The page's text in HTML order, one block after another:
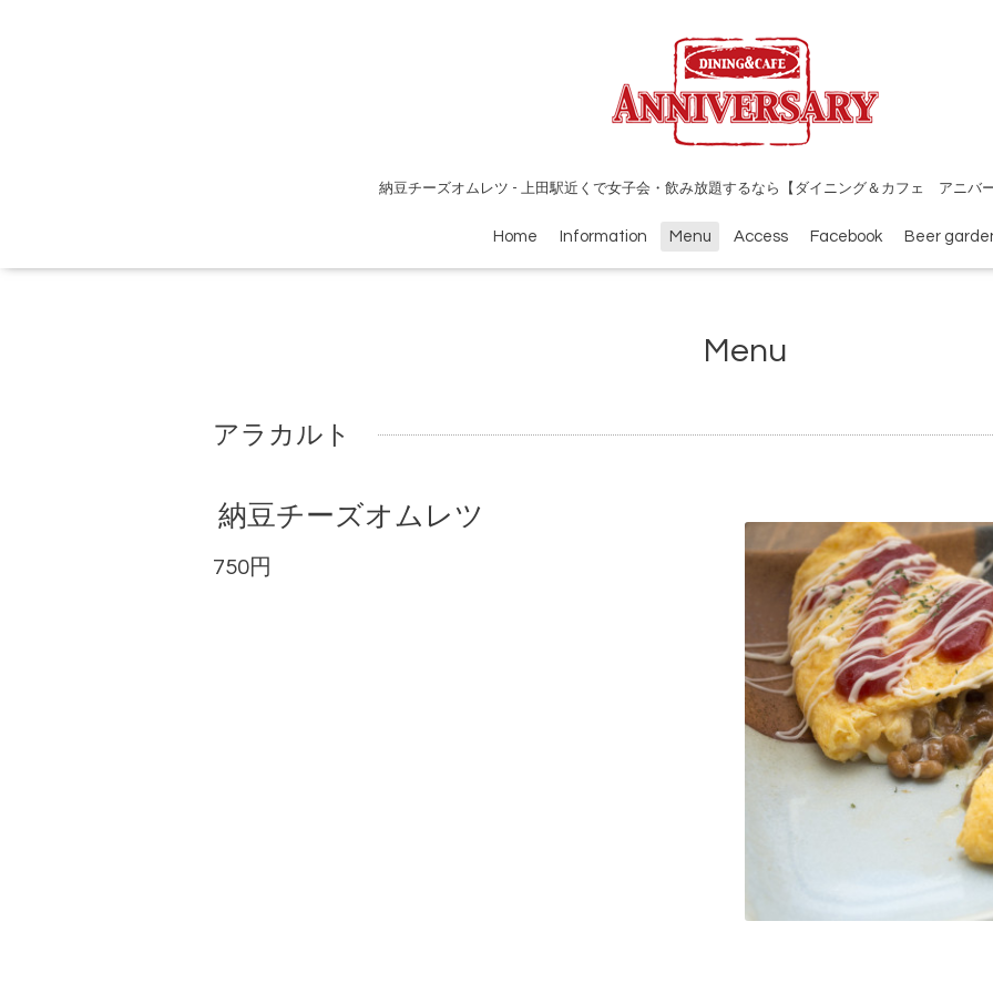
納豆チーズオムレツ - 上田駅近くで女子会・飲み放題するなら【ダイニング＆カフェ アニバー
Home Information Menu Access Facebook Beer
Menu
アラカルト
納豆チーズオムレツ
750円